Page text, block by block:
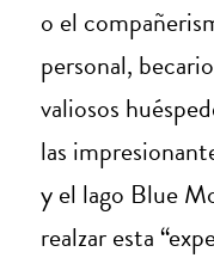
o el
personal,
valiosos
las
y el lago Blue
realzar esta